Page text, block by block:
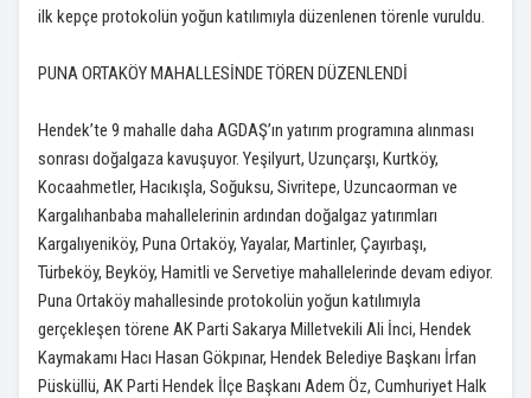
ilk kepçe protokolün yoğun katılımıyla düzenlenen törenle vuruldu.
PUNA ORTAKÖY MAHALLESİNDE TÖREN DÜZENLENDİ
Hendek’te 9 mahalle daha AGDAŞ’ın yatırım programına alınması
sonrası doğalgaza kavuşuyor. Yeşilyurt, Uzunçarşı, Kurtköy,
Kocaahmetler, Hacıkışla, Soğuksu, Sivritepe, Uzuncaorman ve
Kargalıhanbaba mahallelerinin ardından doğalgaz yatırımları
Kargalıyeniköy, Puna Ortaköy, Yayalar, Martinler, Çayırbaşı,
Türbeköy, Beyköy, Hamitli ve Servetiye mahallelerinde devam ediyor.
Puna Ortaköy mahallesinde protokolün yoğun katılımıyla
gerçekleşen törene AK Parti Sakarya Milletvekili Ali İnci, Hendek
Kaymakamı Hacı Hasan Gökpınar, Hendek Belediye Başkanı İrfan
Püsküllü, AK Parti Hendek İlçe Başkanı Adem Öz, Cumhuriyet Halk